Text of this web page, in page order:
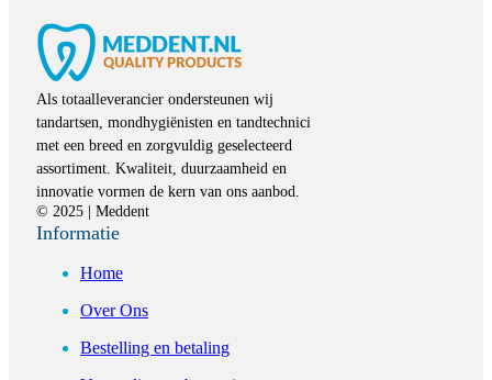
Als totaalleverancier ondersteunen wij
tandartsen, mondhygiënisten en tandtechnici
met een breed en zorgvuldig geselecteerd
assortiment. Kwaliteit, duurzaamheid en
innovatie vormen de kern van ons aanbod.
© 2025 | Meddent
Informatie
Home
Over Ons
Bestelling en betaling